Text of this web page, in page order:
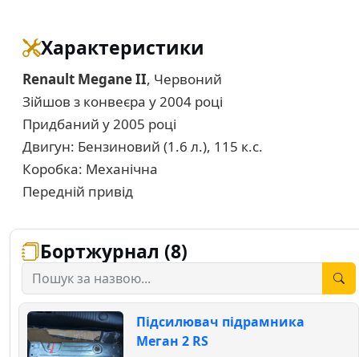
Характеристики
Renault Megane II, Червоний
Зійшов з конвеєра у 2004 році
Придбаний у 2005 році
Двигун: Бензиновий (1.6 л.), 115 к.с.
Коробка: Механічна
Передній привід
Бортжурнал (8)
Підсилювач підрамника
Меган 2 RS